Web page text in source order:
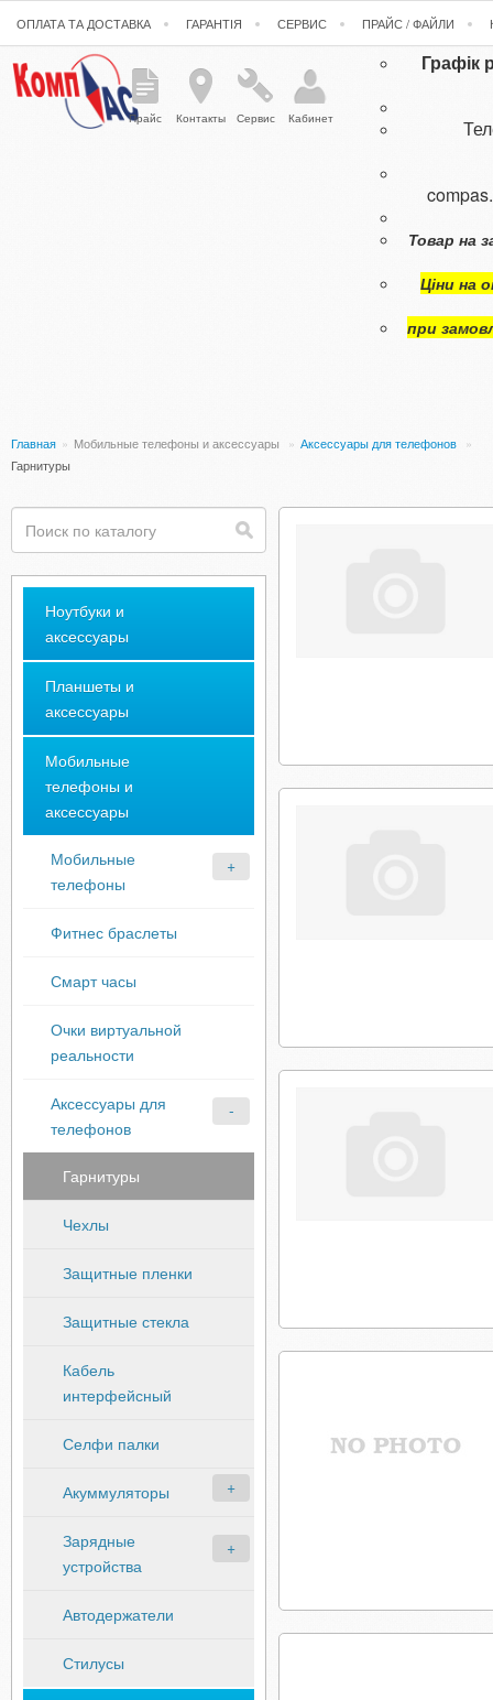
ОПЛАТА ТА ДОСТАВКА ГАРАНТІЯ СЕРВИС ПРАЙС / ФАЙЛИ
Прайс Контакты Сервис Кабинет
Графік
Товар на
Ціни на
при
Главная » Мобильные телефоны и аксессуары » Аксессуары для телефонов »
Гарнитуры
Ноутбуки и
аксессуары
Планшеты и
аксессуары
Мобильные
телефоны и
аксессуары
Мобильные
телефоны
Фитнес браслеты
Смарт часы
Очки виртуальной
реальности
Аксессуары для
телефонов
Гарнитуры
Чехлы
Защитные пленки
Защитные стекла
Кабель
интерфейсный
Селфи палки
Акуммуляторы
Зарядные
устройства
Автодержатели
Стилусы